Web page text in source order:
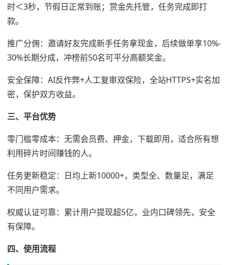
时＜3秒，节假日正常到账；赏金先托管，任务完成即打
款。
推广分佣：邀请好友完成新手任务拿现金，后续做单享10%-
30%长期分成，冲榜前50名可平分高额奖金。
安全保障：AI反作弊+人工复审双保险，全站HTTPS+实名加
密，保护双方收益。
三、平台优势
零门槛零成本：无需会员费、押金，下载即用，适合所有想
利用碎片时间赚钱的人。
任务更新稳定：日均上新10000+，类型全、数量足，满足
不同用户需求。
权威认证可靠：累计用户提现超5亿，业内口碑领先，安全
有保障。
四、使用流程